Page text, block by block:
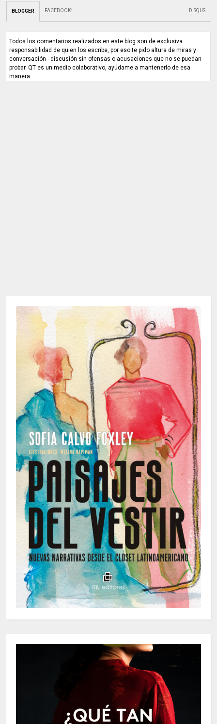
BLOGGER FACEBOOK: DISQUS
Todos los comentarios realizados en este blog son de exclusiva
responsabilidad de quien los escribe, por eso te pido altura de miras y
conversación - discusión sin ofensas o acusaciones que no se puedan
probar. QT es un medio colaborativo, ayúdame a mantenerlo de esa
manera.